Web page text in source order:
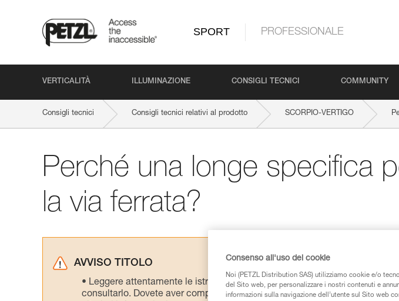
SPORT PROFESSIONALE
VERTICALITÀ ILLUMINAZIONE CONSIGLI TECNICI COMMUNITY
Consigli tecnici Consigli tecnici relativi al prodotto SCORPIO-VERTIGO
Perché una longe specifica
la via ferrata?
AVVISO TITOLO
Leggere attentamente le istruzioni tecniche dei prodotti utilizzati in
consultarlo. Dovete aver compreso le informazioni dell’istruzione tecnica
Consenso all'uso dei cookie
Noi (PETZL Distribution SAS) utilizziamo cookie e/o
del Sito web, per personalizzare i nostri contenuti e
informazioni sulla navigazione dell’utente sul Sito web